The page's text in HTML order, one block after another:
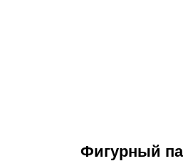
Фигурный